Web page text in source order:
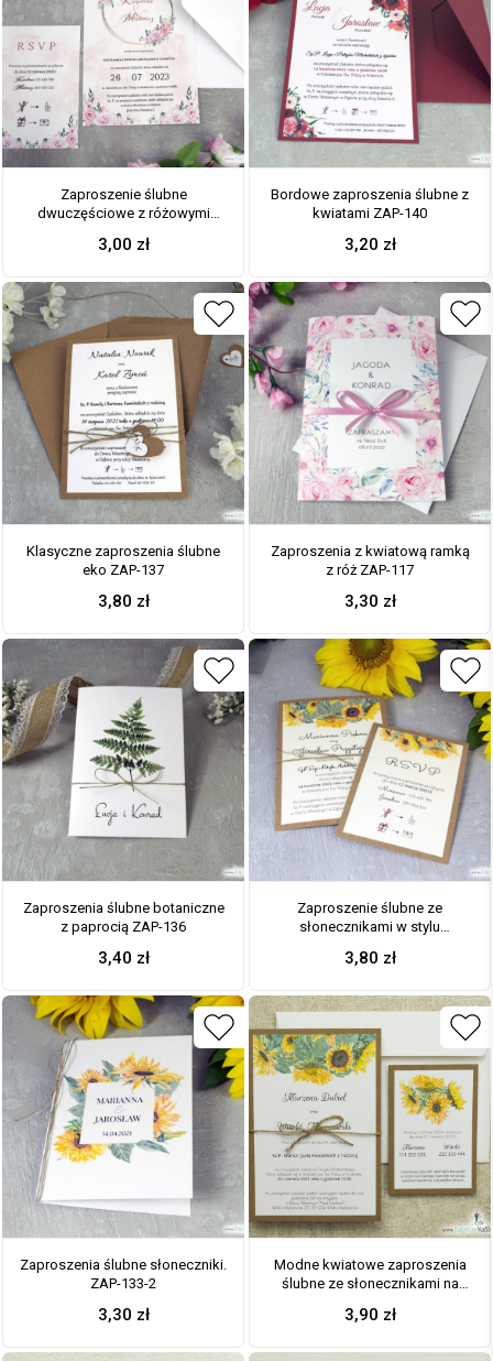
Zaproszenie ślubne
dwuczęściowe z różowymi
151-2
3,00 zł
Bordowe zaproszenia ślubne z
kwiatami ZAP-140
3,20 zł
Klasyczne zaproszenia ślubne
eko ZAP-137
3,80 zł
Zaproszenia z kwiatową ramką
z róż ZAP-117
3,30 zł
Zaproszenia ślubne botaniczne
z paprocią ZAP-136
3,40 zł
Zaproszenie ślubne ze
słonecznikami w stylu
ZAP-133-1
3,80 zł
Zaproszenia ślubne słoneczniki.
ZAP-133-2
3,30 zł
Modne kwiatowe zaproszenia
ślubne ze słonecznikami na
3,90 zł